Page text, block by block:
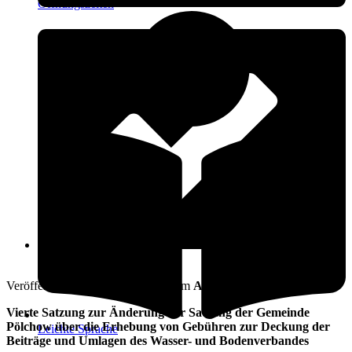
Öffnungszeiten
Leichte Sprache
Veröffentlicht am: 15. Mai 2014 vom Amt Warnow-West
Vierte Satzung zur Änderung der Satzung der Gemeinde
Pölchow über die Erhebung von Gebühren zur Deckung der
Beiträge und Umlagen des Wasser- und Bodenverbandes